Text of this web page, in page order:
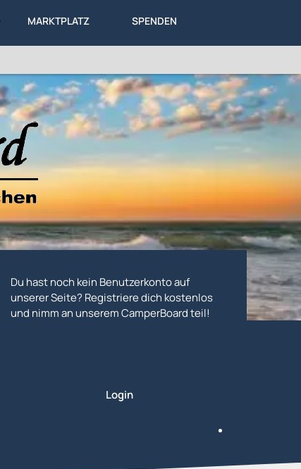
MARKTPLATZ SPENDEN
Du hast noch kein Benutzerkonto auf
unserer Seite? Registriere dich kostenlos
und nimm an unserem CamperBoard teil!
Login